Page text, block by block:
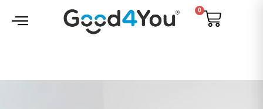
naar
0
Cart